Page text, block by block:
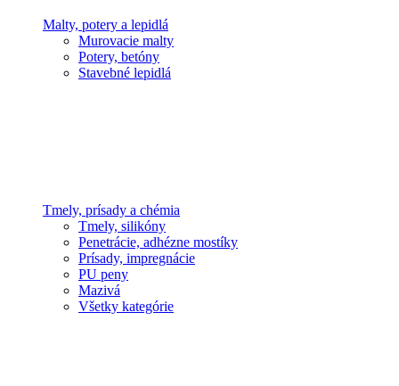
Malty, potery a lepidlá
Murovacie malty
Potery, betóny
Stavebné lepidlá
Tmely, prísady a chémia
Tmely, silikóny
Penetrácie, adhézne mostíky
Prísady, impregnácie
PU peny
Mazivá
Všetky kategórie